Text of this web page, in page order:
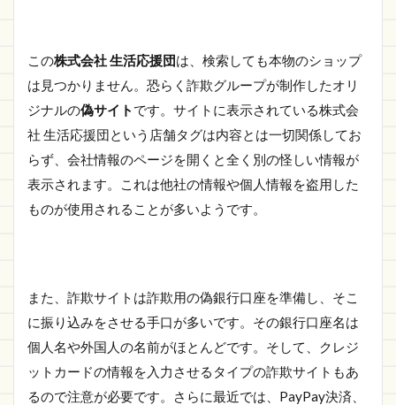
この株式会社 生活応援団は、検索しても本物のショップ
は見つかりません。恐らく詐欺グループが制作したオリ
ジナルの偽サイト です。サイトに表示されている株式会
社 生活応援団という店舗タグは内容とは一切関係してお
らず、会社情報のページを開くと全く別の怪しい情報が
表示されます。これは他社の情報や個人情報を盗用した
ものが使用されることが多いようです。
また、詐欺サイトは詐欺用の偽銀行口座を準備し、そこ
に振り込みをさせる手口が多いです。その銀行口座名は
個人名や外国人の名前がほとんどです。そして、クレジ
ットカードの情報を入力させるタイプの詐欺サイトもあ
るので注意が必要です。さらに最近では、PayPay決済、